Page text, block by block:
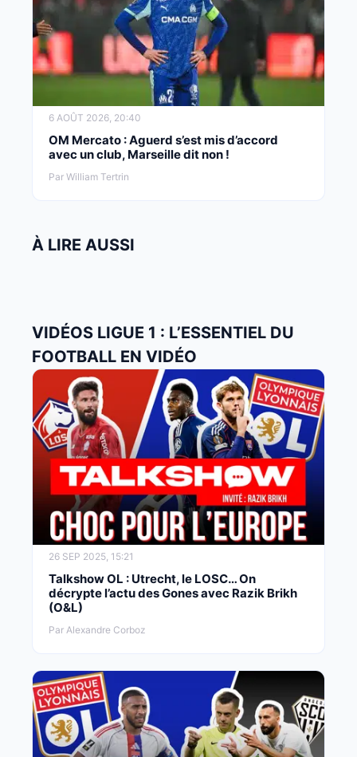
6 AOÛT 2026, 20:40
OM Mercato : Aguerd s’est mis d’accord
avec un club, Marseille dit non !
Par William Tertrin
À LIRE AUSSI
VIDÉOS LIGUE 1 : L’ESSENTIEL DU
FOOTBALL EN VIDÉO
26 SEP 2025, 15:21
Talkshow OL : Utrecht, le LOSC… On
décrypte l’actu des Gones avec Razik Brikh
(O&L)
Par Alexandre Corboz